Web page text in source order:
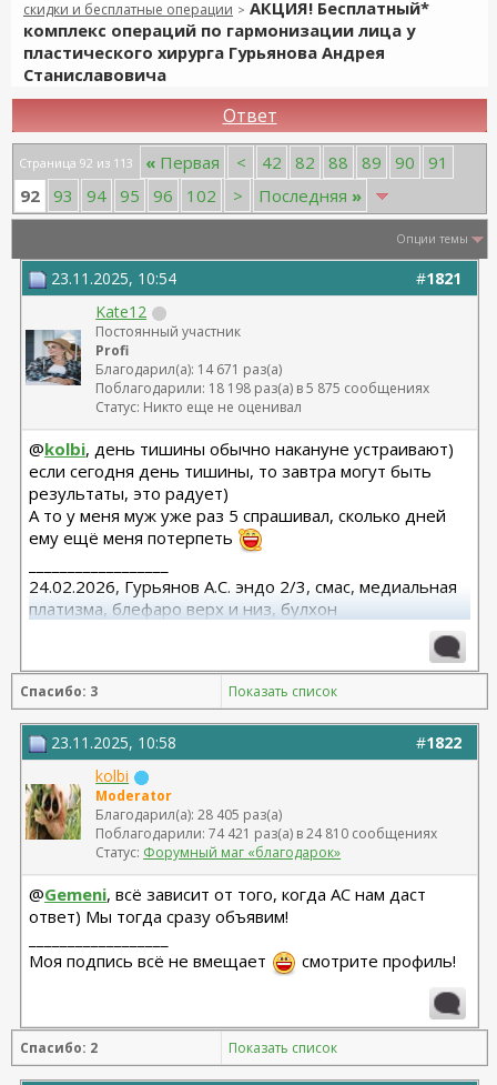
скидки и бесплатные операции > АКЦИЯ! Бесплатный*
комплекс операций по гармонизации лица у
пластического хирурга Гурьянова Андрея
Станиславовича
Ответ
Страница 92 из 113 « Первая < 42 82 88 89 90
91
92 93 94 95 96 102 > Последняя »
Опции темы
#1821
23.11.2025, 10:54
Kate12
Постоянный участник
Profi
Благодарил(а): 14 671 раз(а)
Поблагодарили: 18 198 раз(а) в 5 875 сообщениях
Статус: Никто еще не оценивал
@kolbi, день тишины обычно накануне устраивают)
если сегодня день тишины, то завтра могут быть
результаты, это радует)
А то у меня муж уже раз 5 спрашивал, сколько дней
ему ещё меня потерпеть
24.02.2026, Гурьянов А.С. эндо 2/3, смас, медиальная
платизма, блефаро верх и низ, булхон
08.2015, allergan 240, 255. Аврамович А.Г., Клиника СЛ
(молодости и красоты)
Спасибо: 3 Показать список
#1822
23.11.2025, 10:58
kolbi
Moderator
Благодарил(а): 28 405 раз(а)
Поблагодарили: 74 421 раз(а) в 24 810 сообщениях
Статус: Форумный маг «благодарок»
@Gemeni, всё зависит от того, когда АС нам даст
ответ) Мы тогда сразу объявим!
Моя подпись всё не вмещает
смотрите профиль!
Спасибо: 2 Показать список